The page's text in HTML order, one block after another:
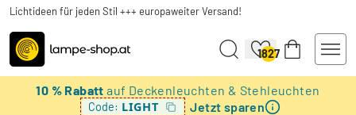
Lichtideen für jeden Stil +++ europaweiter Versand!
1827
10 % Rabattauf Deckenleuchten & Stehleuchten
Code: LIGHT Jetzt sparen